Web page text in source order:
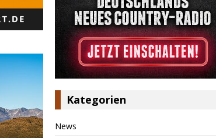
Kategorien
News